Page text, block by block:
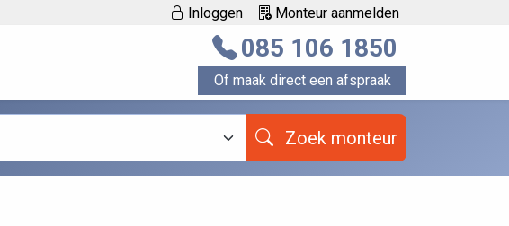
Inloggen Monteur aanmelden
085 106 1850
Of maak direct een afspraak
Zoek monteur